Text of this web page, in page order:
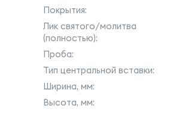
Покрытия:
Лик святого/молитва
(полностью):
Проба:
Тип центральной вставки:
Ширина, мм:
Высота, мм: